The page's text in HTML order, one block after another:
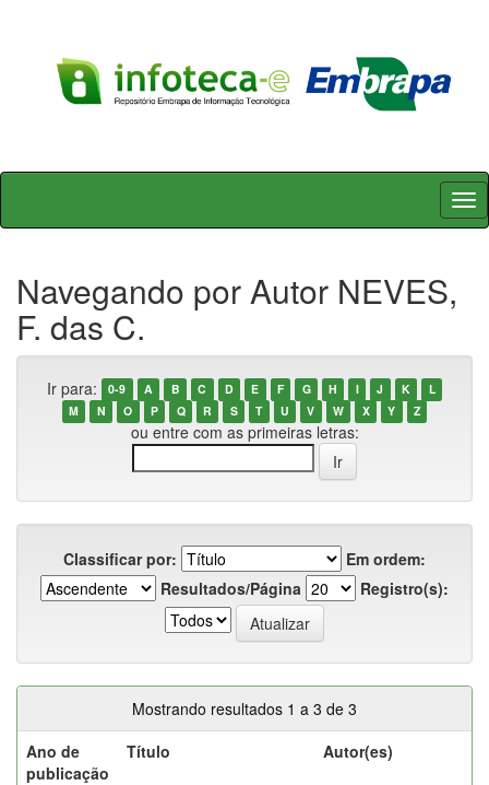
Skip
Navegando por Autor NEVES,
F. das C.
Ir para: 0-9 A B C D E F G H I J K
L
M
N O P Q R S T U V W X Y Z
ou entre com as primeiras letras:
Classificar por:
Em ordem:
Resultados/Página
Registro(s):
Mostrando resultados 1 a 3 de 3
Ano de
publicação
Título Autor(es)